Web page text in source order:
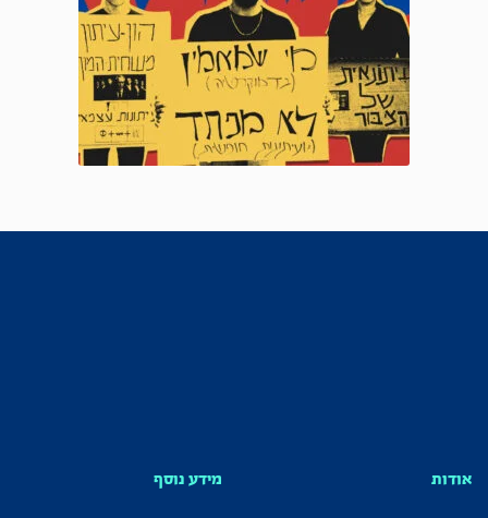
אודות מידע נוסף